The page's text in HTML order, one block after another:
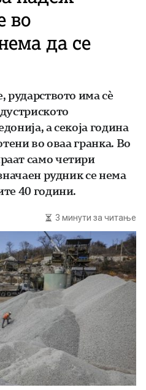
во
да се
рударството има сѐ
а секоја година
во оваа гранка. Во
само четири
рудник се нема
40 години.
3 минути за читање